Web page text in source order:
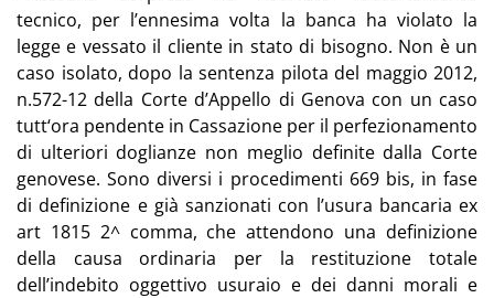
tecnico, per l’ennesima volta la banca ha violato la
legge e vessato il cliente in stato di bisogno. Non è un
caso isolato, dopo la sentenza pilota del maggio 2012,
n.572-12 della Corte d’Appello di Genova con un caso
tutt‘ora pendente in Cassazione per il perfezionamento
di ulteriori doglianze non meglio definite dalla Corte
genovese. Sono diversi i procedimenti 669 bis, in fase
di definizione e già sanzionati con l’usura bancaria ex
art 1815 2^ comma, che attendono una definizione
della causa ordinaria per la restituzione totale
dell’indebito oggettivo usuraio e dei danni morali e